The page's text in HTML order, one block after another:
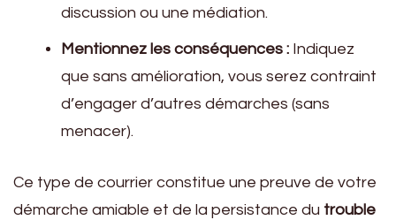
discussion ou une médiation.
Mentionnez les conséquences : Indiquez
que sans amélioration, vous serez contraint
d’engager d’autres démarches (sans
menacer).
Ce type de courrier constitue une preuve de votre
démarche amiable et de la persistance du trouble